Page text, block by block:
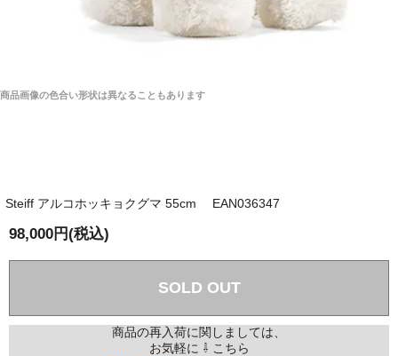
商品画像の色合い形状は異なることもあります
Steiff アルコホッキョクグマ 55cm EAN036347
98,000円(税込)
SOLD OUT
商品の再入荷に関しましては、
お気軽に ⇩ こちら